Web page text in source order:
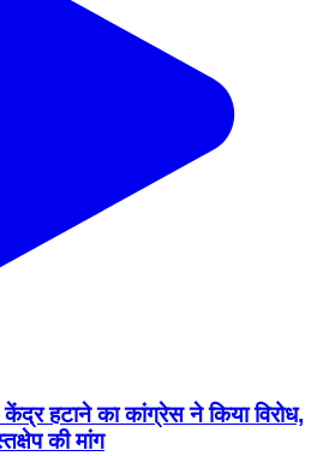
हटाने का कांग्रेस ने किया विरोध,
की मांग